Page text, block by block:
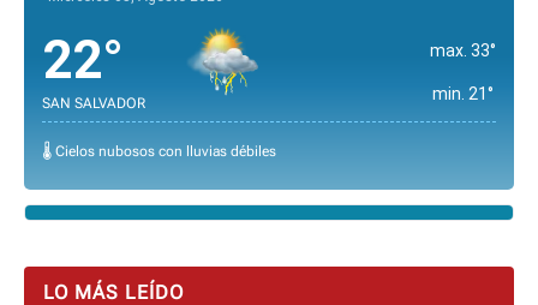
22°
SAN SALVADOR
max. 33°
min. 21°
🌡️ Cielos nubosos con lluvias débiles
LO MÁS LEÍDO